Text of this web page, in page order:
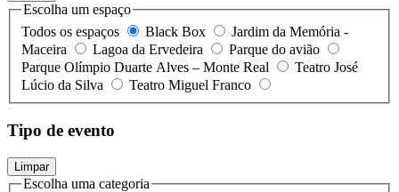
Escolha um espaço
Todos os espaços
Black Box
Jardim da Memória -
Maceira
Lagoa da Ervedeira
Parque do avião
Parque Olímpio Duarte Alves – Monte Real
Teatro José
Lúcio da Silva
Teatro Miguel Franco
Tipo de evento
Limpar
Escolha uma categoria